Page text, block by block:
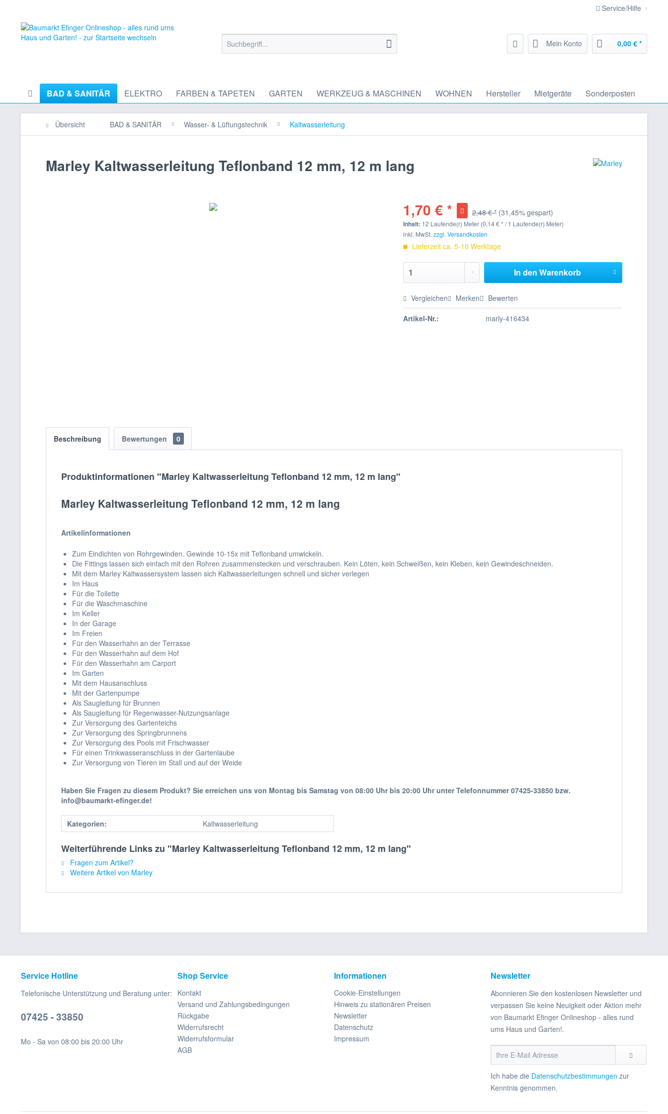
Service/Hilfe
Mein Konto 0,00 € *
BAD & SANITÄR ELEKTRO FARBEN & TAPETEN GARTEN WERKZEUG & MASCHINEN WOHNEN Hersteller Mietgeräte Sonderposten
Übersicht BAD & SANITÄR Wasser- & Lüftungstechnik Kaltwasserleitung
Marley Kaltwasserleitung Teflonband 12 mm, 12 m lang
1,70 € * 2,48 € * (31,45% gespart)
Inhalt: 12 Laufende(r) Meter (0,14 € * / 1 Laufende(r) Meter)
inkl. MwSt.zzgl. Versandkosten
Lieferzeit ca. 5-10 Werktage
In den Warenkorb
Vergleichen Merken Bewerten
Artikel-Nr.: marly-416434
Beschreibung Bewertungen 0
Produktinformationen "Marley Kaltwasserleitung Teflonband 12 mm, 12 m lang"
Marley Kaltwasserleitung Teflonband 12 mm, 12 m lang
Artikelinformationen
Zum Eindichten von Rohrgewinden. Gewinde 10-15x mit Teflonband umwickeln.
Die Fittings lassen sich einfach mit den Rohren zusammenstecken und verschrauben. Kein Löten, kein Schweißen, kein Kleben, kein Gewindeschneiden.
Mit dem Marley Kaltwassersystem lassen sich Kaltwasserleitungen schnell und sicher verlegen
Im Haus
Für die Toilette
Für die Waschmaschine
Im Keller
In der Garage
Im Freien
Für den Wasserhahn an der Terrasse
Für den Wasserhahn auf dem Hof
Für den Wasserhahn am Carport
Im Garten
Mit dem Hausanschluss
Mit der Gartenpumpe
Als Saugleitung für Brunnen
Als Saugleitung für Regenwasser-Nutzungsanlage
Zur Versorgung des Gartenteichs
Zur Versorgung des Springbrunnens
Zur Versorgung des Pools mit Frischwasser
Für einen Trinkwasseranschluss in der Gartenlaube
Zur Versorgung von Tieren im Stall und auf der Weide
Haben Sie Fragen zu diesem Produkt? Sie erreichen uns von Montag bis Samstag von 08:00 Uhr bis 20:00 Uhr unter Telefonnummer 07425-33850 bzw.
info@baumarkt-efinger.de!
Kategorien: Kaltwasserleitung
Weiterführende Links zu "Marley Kaltwasserleitung Teflonband 12 mm, 12 m lang"
Fragen zum Artikel?
Weitere Artikel von Marley
Service Hotline
Telefonische Unterstützung und Beratung unter:
07425 - 33850
Mo - Sa von 08:00 bis 20:00 Uhr
Shop Service
Kontakt
Versand und Zahlungsbedingungen
Rückgabe
Widerrufsrecht
Widerrufsformular
AGB
Informationen
Cookie-Einstellungen
Hinweis zu stationären Preisen
Newsletter
Datenschutz
Impressum
Newsletter
Abonnieren Sie den kostenlosen Newsletter und
verpassen Sie keine Neuigkeit oder Aktion mehr
von Baumarkt Efinger Onlineshop - alles rund
ums Haus und Garten!.
Ich habe die Datenschutzbestimmungen zur
Kenntnis genommen.